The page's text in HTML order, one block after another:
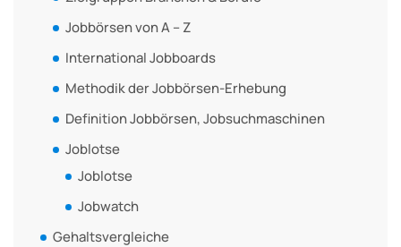
Jobbörsen von A – Z
International Jobboards
Methodik der Jobbörsen-Erhebung
Definition Jobbörsen, Jobsuchmaschinen
Joblotse
Joblotse
Jobwatch
Gehaltsvergleiche